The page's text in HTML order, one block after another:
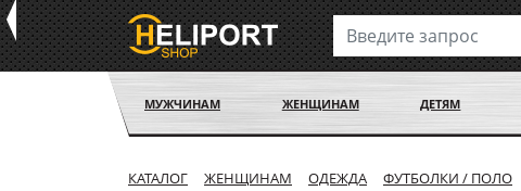
МУЖЧИНАМ ЖЕНЩИНАМ ДЕТЯМ
КАТАЛОГ ЖЕНЩИНАМ ОДЕЖДА ФУТБОЛКИ / ПОЛО